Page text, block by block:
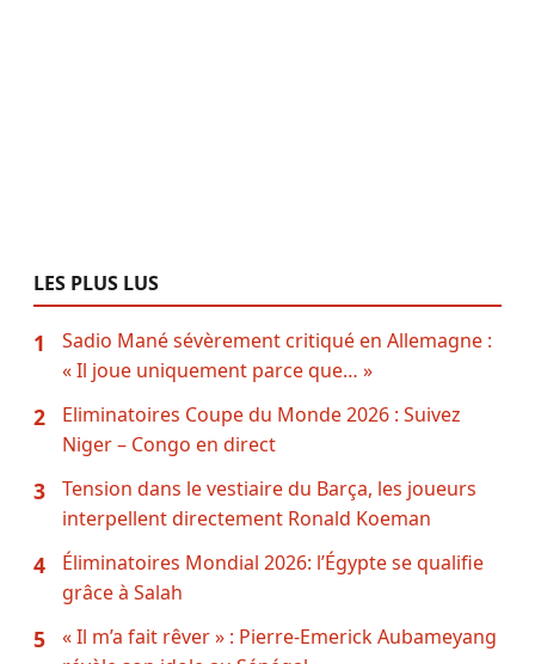
LES PLUS LUS
1
Sadio Mané sévèrement critiqué en Allemagne :
« Il joue uniquement parce que… »
2
Eliminatoires Coupe du Monde 2026 : Suivez
Niger – Congo en direct
3
Tension dans le vestiaire du Barça, les joueurs
interpellent directement Ronald Koeman
4
Éliminatoires Mondial 2026: l’Égypte se qualifie
grâce à Salah
5
« Il m’a fait rêver » : Pierre-Emerick Aubameyang